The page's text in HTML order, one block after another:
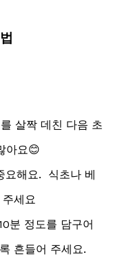
살짝 데친 다음 초
아요😊
요해요. 식초나 베
세요
분 정도를 담구어
흔들어 주세요.